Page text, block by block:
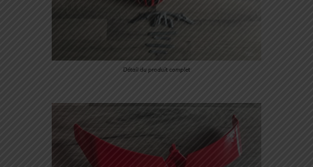
Détail du produit complet